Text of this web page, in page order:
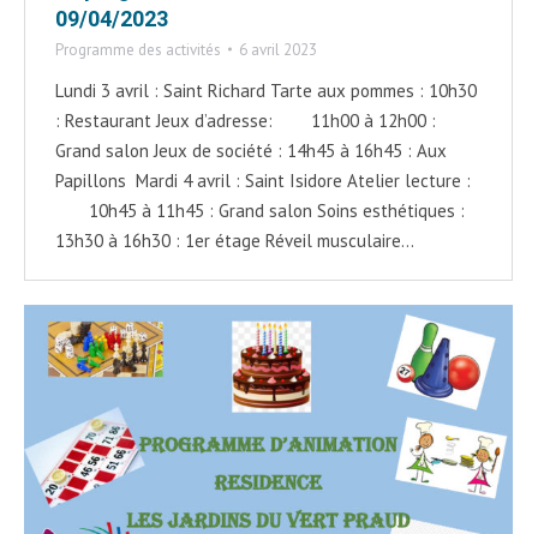
09/04/2023
Programme des activités 6 avril 2023
Lundi 3 avril : Saint Richard Tarte aux pommes : 10h30
: Restaurant Jeux d’adresse: 11h00 à 12h00 :
Grand salon Jeux de société : 14h45 à 16h45 : Aux
Papillons Mardi 4 avril : Saint Isidore Atelier lecture :
10h45 à 11h45 : Grand salon Soins esthétiques :
13h30 à 16h30 : 1er étage Réveil musculaire…